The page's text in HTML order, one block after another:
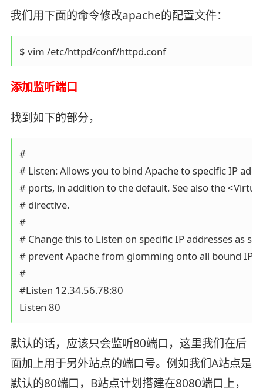
我们用下面的命令修改apache的配置文件：
$ vim /etc/httpd/conf/httpd.conf
添加监听端口
找到如下的部分，
#
# Listen: Allows you to bind Apache to specific IP
# ports, in addition to the default. See also the
# directive.
#
# Change this to Listen on specific IP addresses as
# prevent Apache from glomming onto all bound IP
#
#Listen 12.34.56.78:80
Listen 80
默认的话，应该只会监听80端口，这里我们在后
面加上用于另外站点的端口号。例如我们A站点是
默认的80端口，B站点计划搭建在8080端口上，